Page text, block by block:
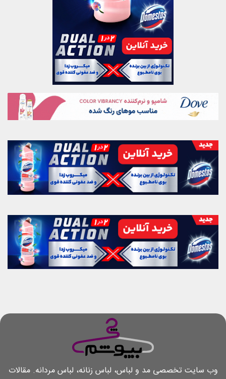
وب سایت تخصصی مد و لباس، لباس زنانه، لباس مردانه. مقالات